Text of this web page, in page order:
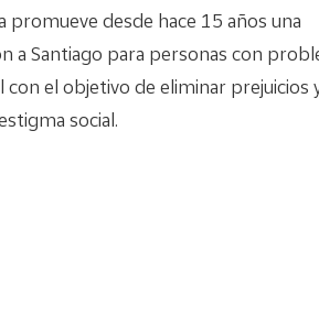
promueve desde hace 15 años una
a Santiago para personas con
con el objetivo de eliminar prejuicios
social.